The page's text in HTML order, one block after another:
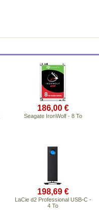
186,00 €
Seagate IronWolf - 8 To
198,69 €
LaCie d2 Professional USB-C -
4 To